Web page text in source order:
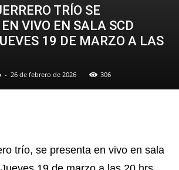
TRÍO SE
VIVO EN SALA SCD
19 DE MARZO A LAS
- 26 de febrero de 2026 306
trío, se presenta en vivo en sala